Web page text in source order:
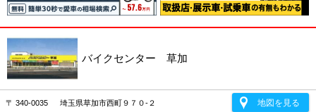
バイクセンター 草加
〒 340-0035 埼玉県草加市西町９７０-２ 地図を見る